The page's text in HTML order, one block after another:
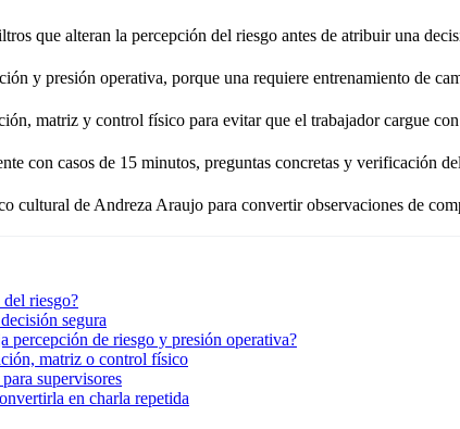
que alteran la percepción del riesgo antes de atribuir una
y presión operativa, porque una requiere entrenamiento de
matriz y control físico para evitar que el trabajador cargue
con casos de 15 minutos, preguntas concretas y verificación
cultural de Andreza Araujo para convertir observaciones de
del riesgo?
segura
percepción de riesgo y presión operativa?
matriz o control físico
supervisores
en charla repetida